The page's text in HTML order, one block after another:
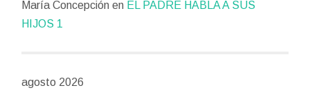
María Concepción en EL PADRE HABLA A SUS
HIJOS 1
agosto 2026